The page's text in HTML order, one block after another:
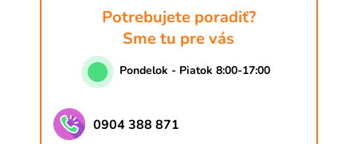
Potrebujete poradiť?
Sme tu pre vás
Pondelok - Piatok 8:00-17:00
0904 388 871